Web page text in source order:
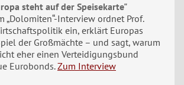
steht auf der Speisekarte"
„Dolomiten“-Interview ordnet Prof.
ein, erklärt Europas
der Großmächte – und sagt, warum
eher einen Verteidigungsbund
Eurobonds. Zum Interview